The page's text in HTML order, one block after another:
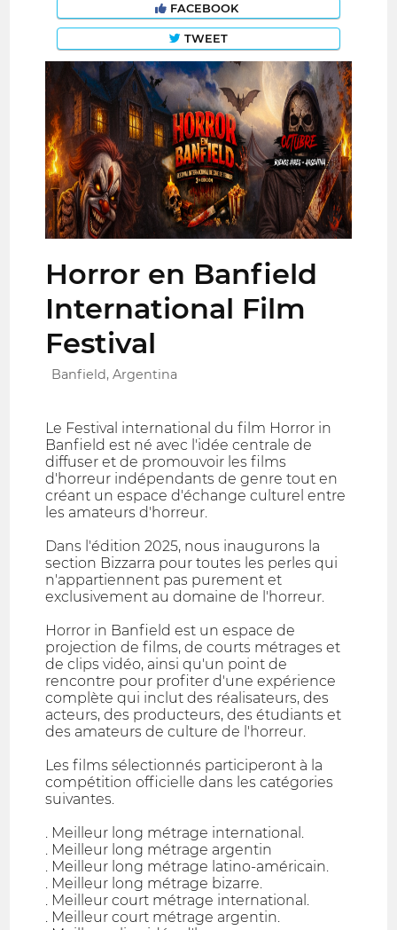
FACEBOOK
TWEET
Horror en Banfield
International Film
Festival
Banfield, Argentina
Le Festival international du film Horror in
Banfield est né avec l'idée centrale de
diffuser et de promouvoir les films
d'horreur indépendants de genre tout en
créant un espace d'échange culturel entre
les amateurs d'horreur.
Dans l'édition 2025, nous inaugurons la
section Bizzarra pour toutes les perles qui
n'appartiennent pas purement et
exclusivement au domaine de l'horreur.
Horror in Banfield est un espace de
projection de films, de courts métrages et
de clips vidéo, ainsi qu'un point de
rencontre pour profiter d'une expérience
complète qui inclut des réalisateurs, des
acteurs, des producteurs, des étudiants et
des amateurs de culture de l'horreur.
Les films sélectionnés participeront à la
compétition officielle dans les catégories
suivantes.
. Meilleur long métrage international.
. Meilleur long métrage argentin
. Meilleur long métrage latino-américain.
. Meilleur long métrage bizarre.
. Meilleur court métrage international.
. Meilleur court métrage argentin.